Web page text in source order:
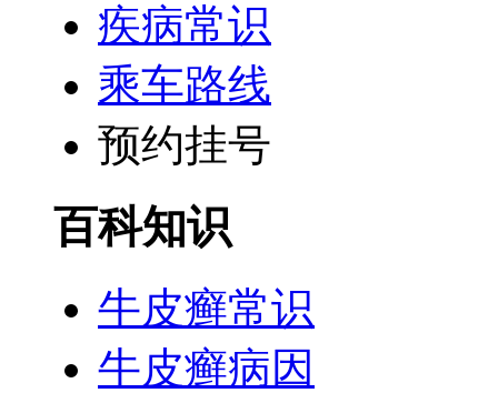
疾病常识
乘车路线
预约挂号
百科知识
牛皮癣常识
牛皮癣病因